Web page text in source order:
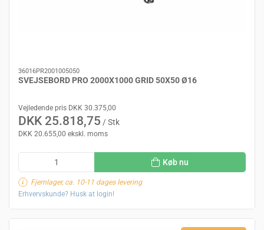
36016PR2001005050
SVEJSEBORD PRO 2000X1000 GRID 50X50 Ø16
Vejledende pris DKK 30.375,00
DKK 25.818,75 / Stk
DKK 20.655,00 ekskl. moms
Køb nu
Fjernlager, ca. 10-11 dages levering
Erhvervskunde? Husk at login!